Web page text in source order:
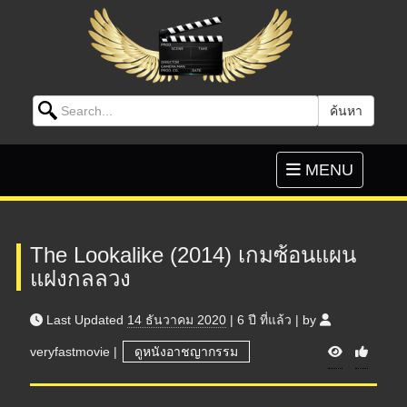
Search for: ค้นหา
Toggle
navigation
MENU
The Lookalike (2014) เกมซ้อนแผน
แฝงกลลวง
Last Updated 14 ธันวาคม 2020 | 6 ปี ที่แล้ว | by
veryfastmovie | ดูหนังอาชญากรรม V
i